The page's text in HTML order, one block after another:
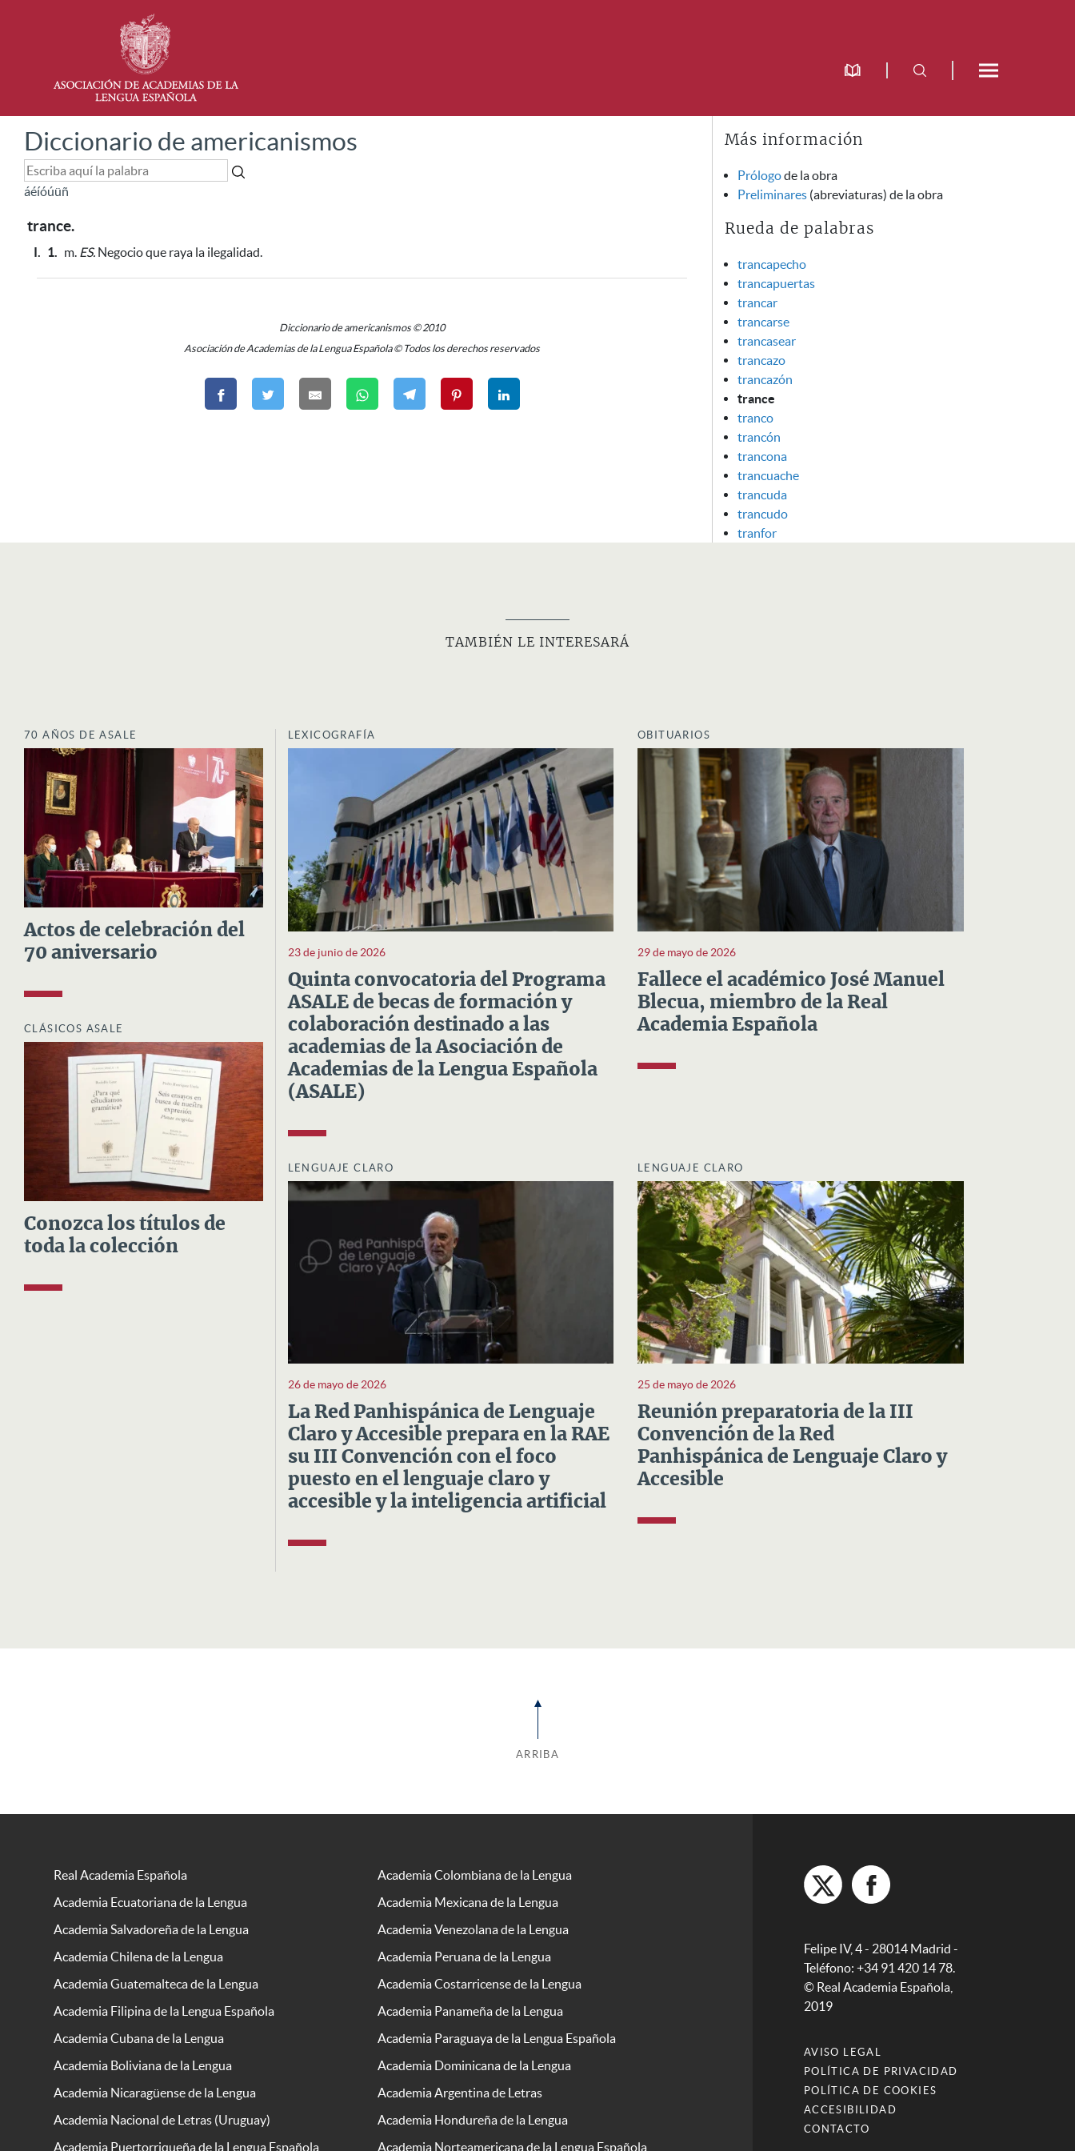
Diccionario de americanismos
áéíóúüñ
trance.
I. 1. m. ES. Negocio que raya la ilegalidad.
Diccionario de americanismos © 2010
Asociación de Academias de la Lengua Española © Todos los derechos reservados
Más información
Prólogode la obra
Preliminares (abreviaturas) de la obra
Rueda de palabras
trancapecho
trancapuertas
trancar
trancarse
trancasear
trancazo
trancazón
trance
tranco
trancón
trancona
trancuache
trancuda
trancudo
tranfor
TAMBIÉN LE INTERESARÁ
70 AÑOS DE ASALE
Actos de celebración del
70 aniversario
CLÁSICOS ASALE
Conozca los títulos de
toda la colección
LEXICOGRAFÍA
23 de junio de 2026
Quinta convocatoria del Programa
ASALE de becas de formación y
colaboración destinado a las
academias de la Asociación de
Academias de la Lengua Española
(ASALE)
OBITUARIOS
29 de mayo de 2026
Fallece el académico José Manuel
Blecua, miembro de la Real
Academia Española
LENGUAJE CLARO
26 de mayo de 2026
La Red Panhispánica de Lenguaje
Claro y Accesible prepara en la RAE
su III Convención con el foco
puesto en el lenguaje claro y
accesible y la inteligencia artificial
LENGUAJE CLARO
25 de mayo de 2026
Reunión preparatoria de la III
Convención de la Red
Panhispánica de Lenguaje Claro y
Accesible
ARRIBA
Real Academia Española
Academia Colombiana de la Lengua
Academia Ecuatoriana de la Lengua
Academia Mexicana de la Lengua
Academia Salvadoreña de la Lengua
Academia Venezolana de la Lengua
Academia Chilena de la Lengua
Academia Peruana de la Lengua
Academia Guatemalteca de la Lengua
Academia Costarricense de la Lengua
Academia Filipina de la Lengua Española
Academia Panameña de la Lengua
Academia Cubana de la Lengua
Academia Paraguaya de la Lengua Española
Academia Boliviana de la Lengua
Academia Dominicana de la Lengua
Academia Nicaragüense de la Lengua
Academia Argentina de Letras
Academia Nacional de Letras (Uruguay)
Academia Hondureña de la Lengua
Academia Puertorriqueña de la Lengua Española
Academia Norteamericana de la Lengua Española
Felipe IV, 4 - 28014 Madrid -
Teléfono: +34 91 420 14 78.
© Real Academia Española,
2019
AVISO LEGAL
POLÍTICA DE PRIVACIDAD
POLÍTICA DE COOKIES
ACCESIBILIDAD
CONTACTO